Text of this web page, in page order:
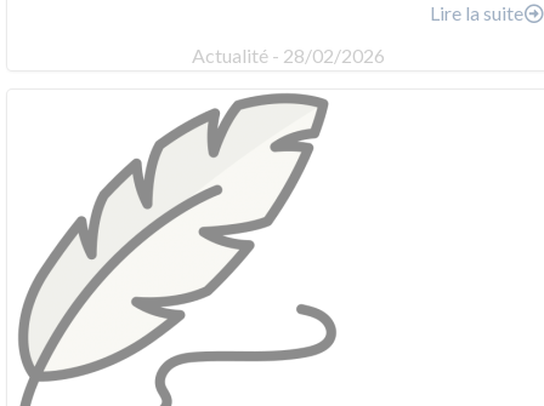
Lire la suite
Actualité - 28/02/2026